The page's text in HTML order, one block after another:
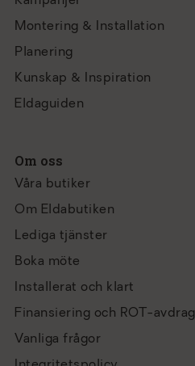
Montering & Installation
Planering
Kunskap & Inspiration
Eldaguiden
Om oss
Våra butiker
Om Eldabutiken
Lediga tjänster
Boka möte
Installerat och klart
Finansiering och ROT-avdrag
Vanliga frågor